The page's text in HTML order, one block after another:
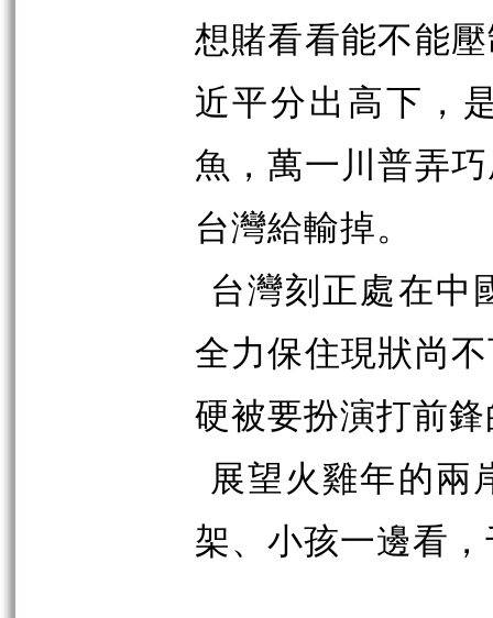
想賭看看能不能
近平分出高下，
魚，萬一川普弄
台灣給輸掉。
台灣刻正處在中
全力保住現狀尚
硬被要扮演打前
展望火雞年的兩
架、小孩一邊看